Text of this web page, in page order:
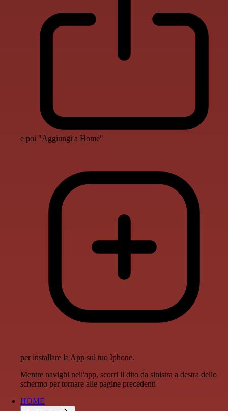
e poi "Aggiungi a Home"
per installare la App sul tuo Iphone.
Mentre navighi nell'app, scorri il dito da sinistra a destra dello
schermo per tornare alle pagine precedenti
HOME